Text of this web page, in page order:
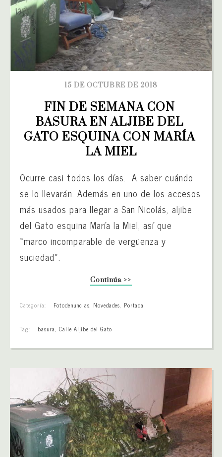
15 DE OCTUBRE DE 2018
FIN DE SEMANA CON
BASURA EN ALJIBE DEL
GATO ESQUINA CON MARÍA
LA MIEL
Ocurre casi todos los días. A saber cuándo
se lo llevarán. Además en uno de los accesos
más usados para llegar a San Nicolás, aljibe
del Gato esquina María la Miel, así que
«marco incomparable de vergüenza y
suciedad».
Continúa >>
Categoría: Fotodenuncias, Novedades, Portada
Tag: basura, Calle Aljibe del Gato